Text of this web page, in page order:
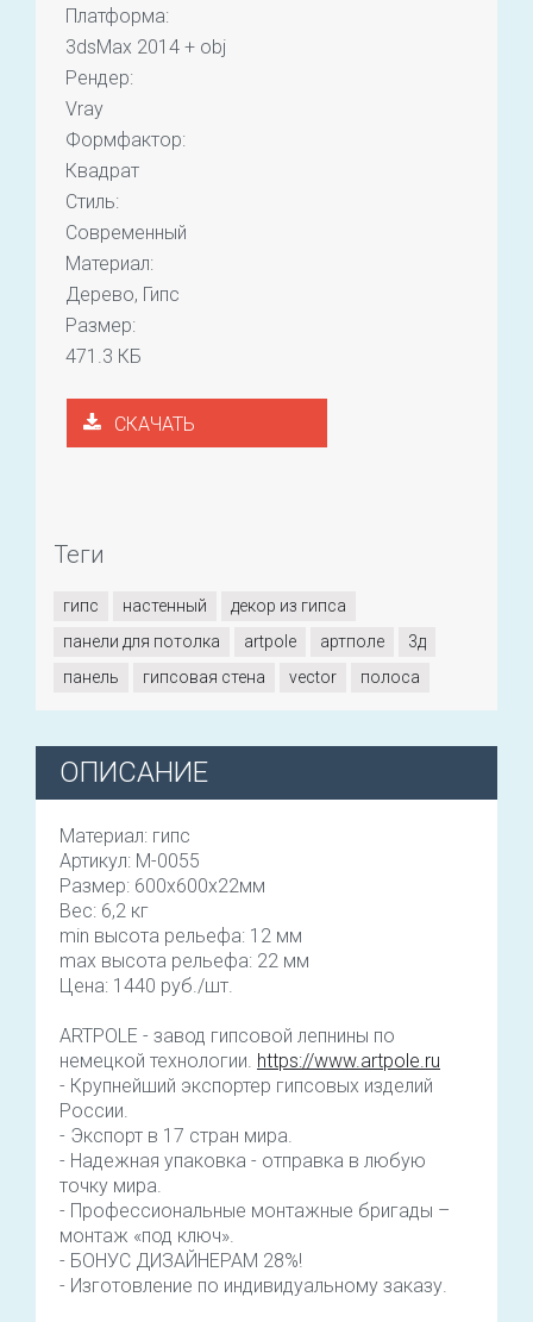
Платформа:
3dsMax 2014 + obj
Рендер:
Vray
Формфактор:
Квадрат
Стиль:
Современный
Материал:
Дерево, Гипс
Размер:
471.3 КБ
СКАЧАТЬ
Теги
гипс настенный
декор из гипса
панели для потолка
artpole артполе
3д
панель
гипсовая стена vector полоса
ОПИСАНИЕ
Материал: гипс
Артикул: М-0055
Размер: 600x600x22мм
Вес: 6,2 кг
min высота рельефа: 12 мм
max высота рельефа: 22 мм
Цена: 1440 руб./шт.
ARTPOLE - завод гипсовой лепнины по
немецкой технологии. https://www.artpole.ru
- Крупнейший экспортер гипсовых изделий
России.
- Экспорт в 17 стран мира.
- Надежная упаковка - отправка в любую
точку мира.
- Профессиональные монтажные бригады –
монтаж «под ключ».
- БОНУС ДИЗАЙНЕРАМ 28%!
- Изготовление по индивидуальному заказу.